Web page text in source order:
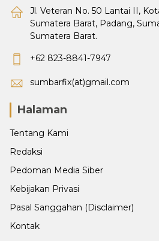
Jl. Veteran No. 50 Lantai II,
Sumatera Barat, Padang,
Sumatera Barat.
+62 823-8841-7947
sumbarfix(at)gmail.com
Halaman
Tentang Kami
Redaksi
Pedoman Media Siber
Kebijakan Privasi
Pasal Sanggahan (Disclaimer)
Kontak